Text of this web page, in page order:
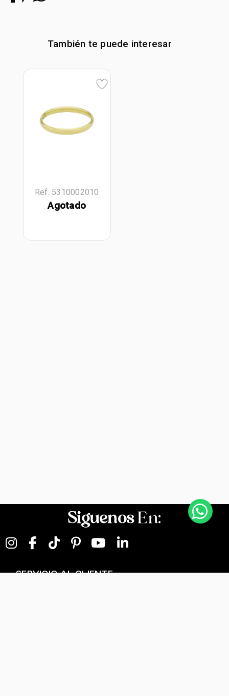
También te puede interesar
Ref. 5310002010
Agotado
SiguenosEn:
SERVICIO AL CLIENTE